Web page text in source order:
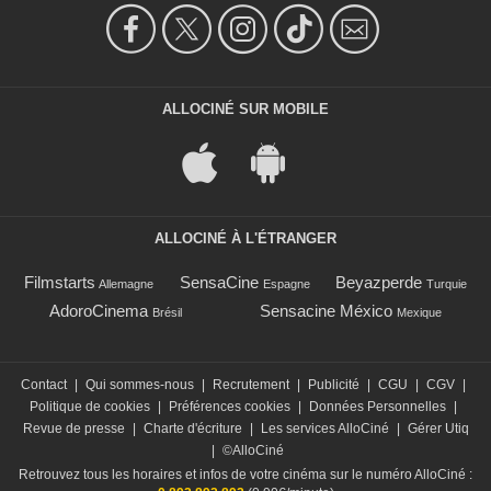
ALLOCINÉ SUR MOBILE
ALLOCINÉ À L'ÉTRANGER
Filmstarts Allemagne SensaCine Espagne Beyazperde Turquie
AdoroCinema Brésil Sensacine México Mexique
Contact Qui sommes-nous Recrutement Publicité CGU CGV
Politique de cookies
Préférences cookies Données Personnelles
Revue de presse
Charte d'écriture Les services AlloCiné
Gérer Utiq
©AlloCiné
Retrouvez tous les horaires et infos de votre cinéma sur le numéro AlloCiné :